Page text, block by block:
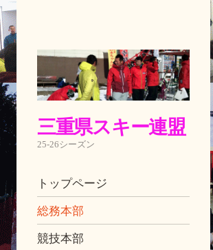
三重県スキー連盟
25-26シーズン
ナビゲーション
コンテンツへ移動
トップページ
総務本部
競技本部